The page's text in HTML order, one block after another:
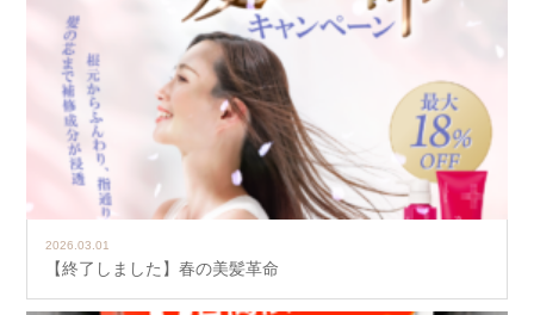
2026.03.01
【終了しました】春の美髪革命